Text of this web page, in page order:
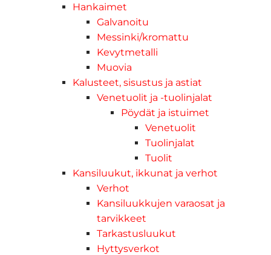
Hankaimet
Galvanoitu
Messinki/kromattu
Kevytmetalli
Muovia
Kalusteet, sisustus ja astiat
Venetuolit ja -tuolinjalat
Pöydät ja istuimet
Venetuolit
Tuolinjalat
Tuolit
Kansiluukut, ikkunat ja verhot
Verhot
Kansiluukkujen varaosat ja
tarvikkeet
Tarkastusluukut
Hyttysverkot